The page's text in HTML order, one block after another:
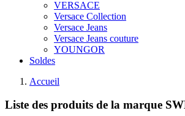
VERSACE
Versace Collection
Versace Jeans
Versace Jeans couture
YOUNGOR
Soldes
Accueil
Liste des produits de la marque